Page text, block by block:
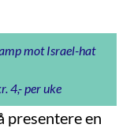
mot Israel-hat
4,- per uke
presentere en